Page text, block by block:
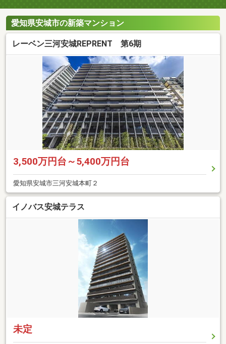
愛知県安城市の新築マンション
レーベン三河安城REPRENT 第6期
3,500万円台～5,400万円台
愛知県安城市三河安城本町２
イノバス安城テラス
未定